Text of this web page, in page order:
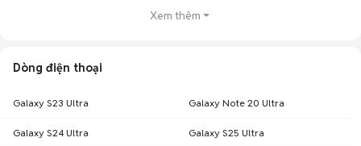
Xem thêm
Dòng điện thoại
Galaxy S23 Ultra Galaxy Note 20 Ultra
Galaxy S24 Ultra Galaxy S25 Ultra